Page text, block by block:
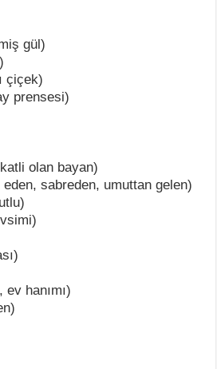
gül)
çiçek)
prensesi)
olan bayan)
sabreden, umuttan gelen)
hanımı)